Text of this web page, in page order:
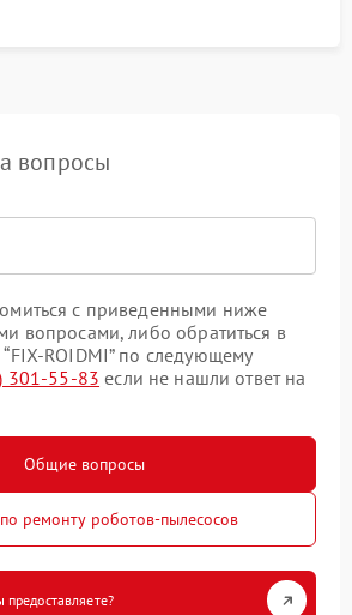
вопросы
с приведенными ниже
вопросами, либо обратиться в
ROIDMI” по следующему
301-55-83 если не нашли ответ на
Общие вопросы
ремонту роботов-пылесосов